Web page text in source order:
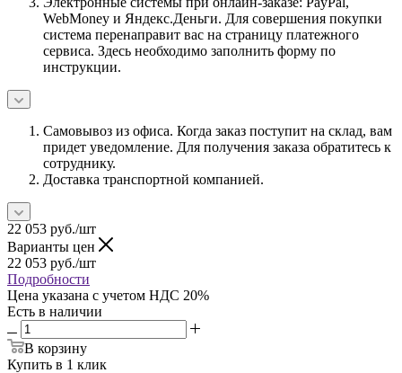
WebMoney и Яндекс.Деньги. Для совершения покупки
система перенаправит вас на страницу платежного
сервиса. Здесь необходимо заполнить форму по
инструкции.
Самовывоз из офиса. Когда заказ поступит на склад, вам
придет уведомление. Для получения заказа обратитесь к
сотруднику.
Доставка транспортной компанией.
22 053 руб./шт
Варианты цен
22 053 руб./шт
Подробности
Цена указана с учетом НДС 20%
Есть в наличии
В корзину
Купить в 1 клик